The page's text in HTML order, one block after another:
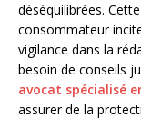
déséquilibrées.
consommateur
vigilance dans la
besoin de conseils
avocat spécialisé
assurer de la